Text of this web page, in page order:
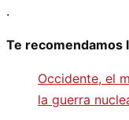
.
Te recomendamos
Occidente, el
la guerra